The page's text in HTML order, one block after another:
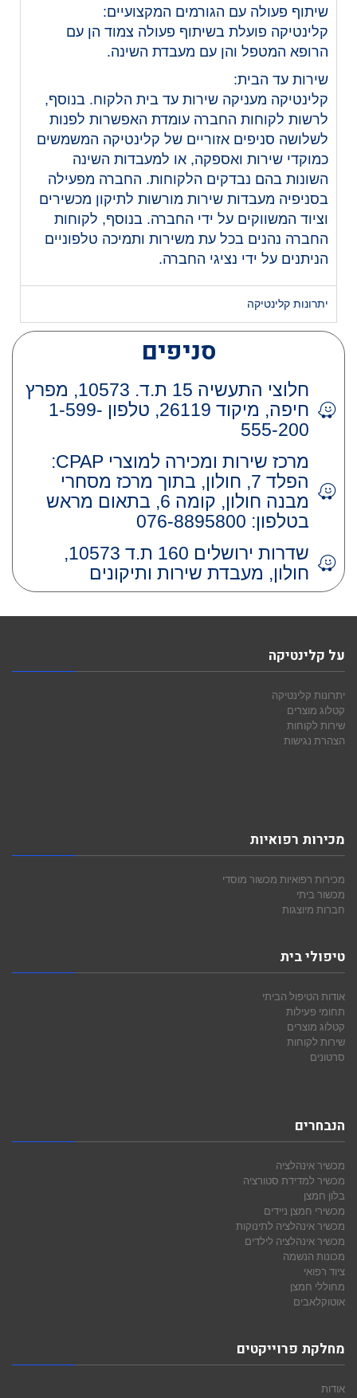
שיתוף פעולה עם הגורמים המקצועיים:
קלינטיקה פועלת בשיתוף פעולה צמוד הן עם
הרופא המטפל והן עם מעבדת השינה.
שירות עד הבית:
קלינטיקה מעניקה שירות עד בית הלקוח. בנוסף,
לרשות לקוחות החברה עומדת האפשרות לפנות
לשלושה סניפים אזוריים של קלינטיקה המשמשים
כמוקדי שירות ואספקה, או למעבדות השינה
השונות בהם נבדקים הלקוחות. החברה מפעילה
בסניפיה מעבדות שירות מורשות לתיקון מכשירים
וציוד המשווקים על ידי החברה. בנוסף, לקוחות
החברה נהנים בכל עת משירות ותמיכה טלפוניים
הניתנים על ידי נציגי החברה.
יתרונות קלינטיקה
סניפים
חלוצי התעשיה 15 ת.ד. 10573, מפרץ
חיפה, מיקוד 26119, טלפון 1-599-
555-200
מרכז שירות ומכירה למוצרי CPAP:
הפלד 7, חולון, בתוך מרכז מסחרי
מבנה חולון, קומה 6, בתאום מראש
בטלפון: 076-8895800
שדרות ירושלים 160 ת.ד 10573,
חולון, מעבדת שירות ותיקונים
על קלינטיקה
יתרונות קלינטיקה
קטלוג מוצרים
שירות לקוחות
הצהרת נגישות
מכירות רפואיות
מכירות רפואיות מכשור מוסדי
מכשור ביתי
חברות מיוצגות
טיפולי בית
אודות הטיפול הביתי
תחומי פעילות
קטלוג מוצרים
שירות לקוחות
סרטונים
הנבחרים
מכשיר אינהלציה
מכשיר למדידת סטורציה
בלון חמצן
מכשירי חמצן ניידים
מכשיר אינהלציה לתינוקות
מכשיר אינהלציה לילדים
מכונות הנשמה
ציוד רפואי
מחוללי חמצן
אוטוקלאבים
מחלקת פרוייקטים
אודות